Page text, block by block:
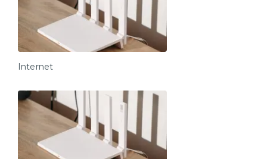
não inclusos, necessário levar sabão líquido, uso
compartilhado mediante disponibilidade, pagamento
via aplicativo)
Mercadinho 24h (Andar -2, o hóspede deverá pagar
pelos produtos no momento da compra)
*A decoração e as amenidades dos apartamentos
podem ter variações como cafeteira (pó x cápsula),
ferro de passar x steamer, fogão x cooktop (com ou
sem forno).
Internet